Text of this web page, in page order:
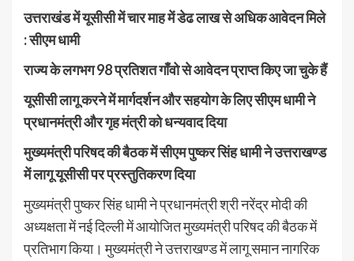
उत्तराखंड में यूसीसी में चार माह में डेढ लाख से अधिक आवेदन मिले
: सीएम धामी
राज्य के लगभग 98 प्रतिशत गाँवो से आवेदन प्राप्त किए जा चुके हैं
यूसीसी लागू करने में मार्गदर्शन और सहयोग के लिए सीएम धामी ने
प्रधानमंत्री और गृह मंत्री को धन्यवाद दिया
मुख्यमंत्री परिषद की बैठक में सीएम पुष्कर सिंह धामी ने उत्तराखण्ड
में लागू यूसीसी पर प्रस्तुतिकरण दिया
मुख्यमंत्री पुष्कर सिंह धामी ने प्रधानमंत्री श्री नरेंद्र मोदी की
अध्यक्षता में नई दिल्ली में आयोजित मुख्यमंत्री परिषद की बैठक में
प्रतिभाग किया। मुख्यमंत्री ने उत्तराखण्ड में लागू समान नागरिक